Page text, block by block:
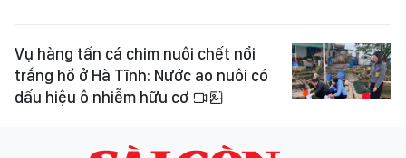
Vụ hàng tấn cá chim nuôi chết nổi
trắng hồ ở Hà Tĩnh: Nước ao nuôi có
dấu hiệu ô nhiễm hữu cơ